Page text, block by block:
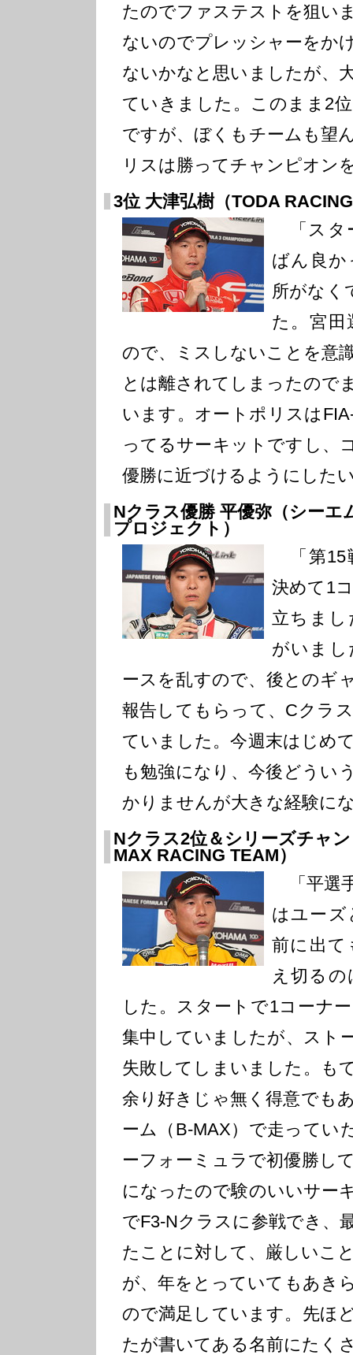
たのでファステストを狙い
ないのでプレッシャーをか
ないかなと思いましたが、
ていきました。このまま2
ですが、ぼくもチームも望
リスは勝ってチャンピオン
3位 大津弘樹（TODA
「スタ
ばん良
所がなく
た。宮
ので、ミスしないことを意
とは離されてしまったので
います。オートポリスは
ってるサーキットですし、
優勝に近づけるようにした
Nクラス優勝 平優弥（シーエ
プロジェクト）
「第15
決めて1
立ちまし
がいま
ースを乱すので、後とのギ
報告してもらって、Cクラ
ていました。今週末はじめ
も勉強になり、今後どうい
かりませんが大きな経験に
Nクラス2位＆シリーズチャ
MAX RACING TEAM）
「平選
はユー
前に出て
え切る
した。スタートで1コーナ
集中していましたが、スト
失敗してしまいました。も
余り好きじゃ無く得意でも
ーム（B-MAX）で走ってい
ーフォーミュラで初優勝し
になったので験のいいサー
でF3-Nクラスに参戦でき、
たことに対して、厳しいこ
が、年をとっていてもあき
ので満足しています。先ほ
たが書いてある名前にたく